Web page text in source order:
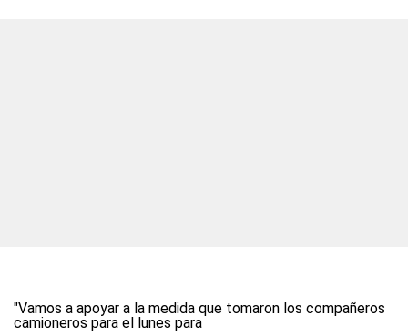
"Vamos a apoyar a la medida que tomaron los compañeros
camioneros para el lunes para